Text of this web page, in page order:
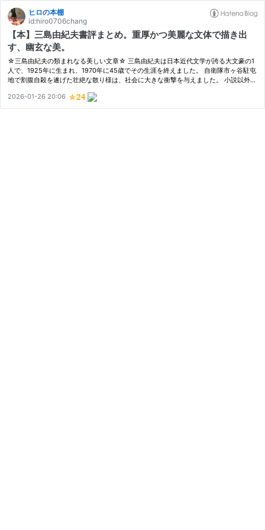
ヒロの本棚
id:hiro0706chang
【本】三島由紀夫書評まとめ。重厚かつ美麗な文体で描き出
す、幽玄な美。
☆三島由紀夫の類まれなる美しい文章☆ 三島由紀夫は日本近代文学が誇る大文豪の1
人で、1925年に生まれ、1970年に45歳でその生涯を終えました。 自衛隊市ヶ谷駐屯
地で割腹自殺を遂げた壮絶な散り様は、社会に大きな衝撃を与えました。 小説以外に
2026-01-26 20:06